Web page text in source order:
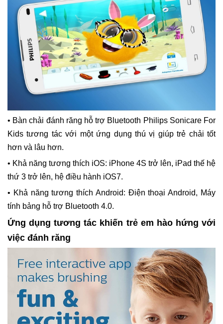
• Bàn chải đánh răng hỗ trợ Bluetooth Philips Sonicare For
Kids tương tác với một ứng dụng thú vị giúp trẻ chải tốt
hơn và lâu hơn.
• Khả năng tương thích iOS: iPhone 4S trở lên, iPad thế hệ
thứ 3 trở lên, hệ điều hành iOS7.
• Khả năng tương thích Android: Điện thoại Android, Máy
tính bảng hỗ trợ Bluetooth 4.0.
Ứng dụng tương tác khiến trẻ em hào hứng với
việc đánh răng